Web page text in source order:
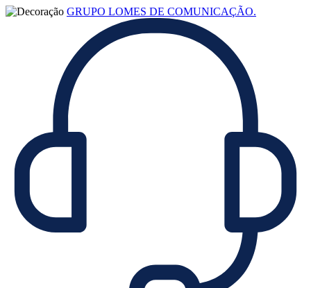
GRUPO LOMES DE COMUNICAÇÃO.